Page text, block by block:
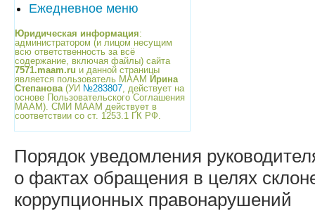
Ежедневное меню
Юридическая информация:
администратором (и лицом несущим
всю ответственность за всё
содержание, включая файлы) сайта
7571.maam.ru и данной страницы
является пользователь МААМ Ирина
Степанова(УИ №283807, действует на
основе Пользовательского Соглашения
МААМ). СМИ МААМ действует в
соответствии со ст. 1253.1 ГК РФ.
Порядок уведомления
о фактах обращения в целях
коррупционных правонарушений